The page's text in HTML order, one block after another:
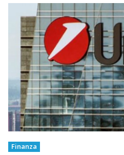
Finanza